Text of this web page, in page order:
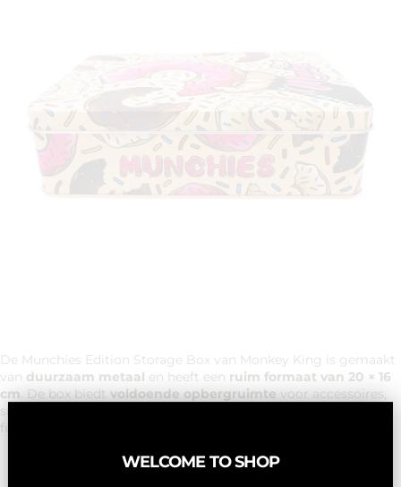
De Munchies Edition Storage Box van Monkey King is gemaakt
van duurzaam metaal en heeft een ruim formaat van 20 × 16
cm. De box biedt voldoende opbergruimte voor accessoires,
snacks of essentials en sluit stevig af. Een combinatie van
functionaliteit met een opvallende
Originele Monkey King print met herkenbare Munchies
WELCOME TO SHOP